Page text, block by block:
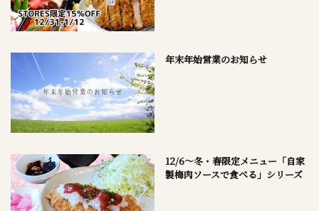
年末年始営業のお知らせ
12/6～冬・春限定メニュー「自家
製梅肉ソースで食べる」シリーズ